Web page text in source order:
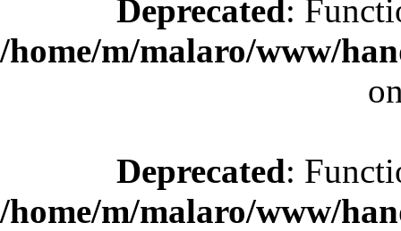
Deprecated:
/home/m/malaro/www/
Deprecated:
/home/m/malaro/www/